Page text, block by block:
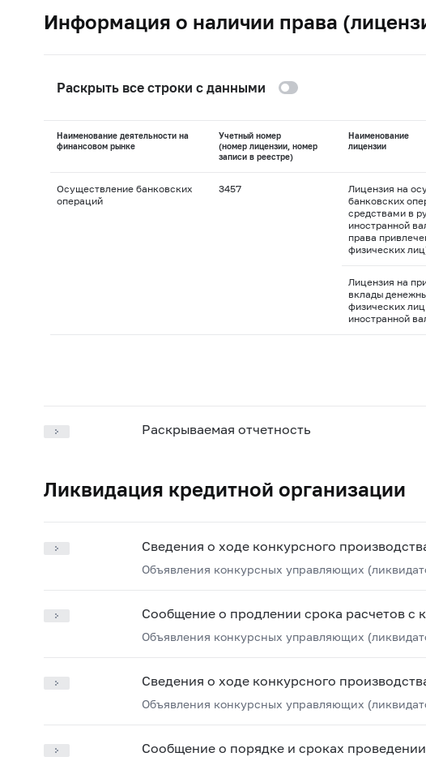
Информация о наличии права
Раскрыть все строки с данными
Наименование деятельности на
финансовом рынке
Учетный номер
(номер лицензии, номер
записи в реестре)
Наименование
лицензии
Осуществление банковских
операций
3457
Лицензия на
банковских
средствами в
иностранной
права
физических
Лицензия на
вклады
физических
иностранной
Раскрываемая отчетность
Ликвидация кредитной организации
Сведения о ходе конкурсного
Объявления конкурсных управляющих
Сообщение о продлении срока расчетов с
Объявления конкурсных управляющих
Сведения о ходе конкурсного
Объявления конкурсных управляющих
Сообщение о порядке и сроках